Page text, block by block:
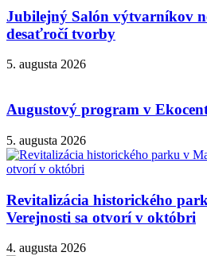
Jubilejný Salón výtvarníkov
desaťročí tvorby
5. augusta 2026
Augustový program v
5. augusta 2026
Revitalizácia historického
Verejnosti sa otvorí v októbri
4. augusta 2026